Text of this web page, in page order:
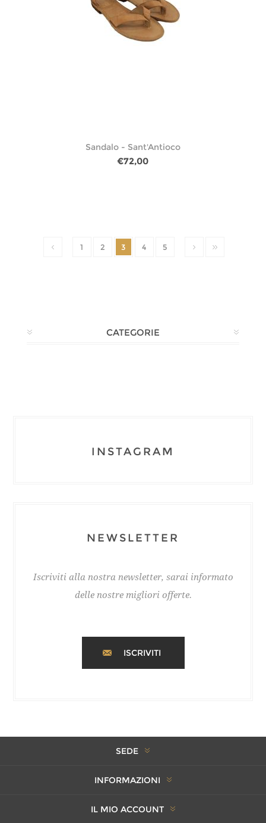
Sandalo - Sant'Antioco
€72,00
1 2 3 4 5
CATEGORIE
INSTAGRAM
NEWSLETTER
Iscriviti alla nostra newsletter, sarai informato
delle nostre migliori offerte.
ISCRIVITI
SEDE
INFORMAZIONI
IL MIO ACCOUNT